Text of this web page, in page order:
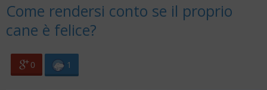
Come rendersi conto se il proprio
cane è felice?
0 1